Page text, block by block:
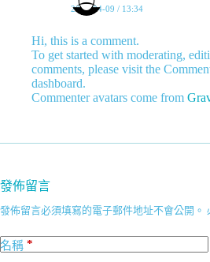
2021-04-09 / 13:34
Hi, this is a comment.
To get started with moderating,
comments, please visit the
dashboard.
Commenter avatars come from
發佈留言
發佈留言必須填寫的電子郵件地址不會公開。
名稱 *